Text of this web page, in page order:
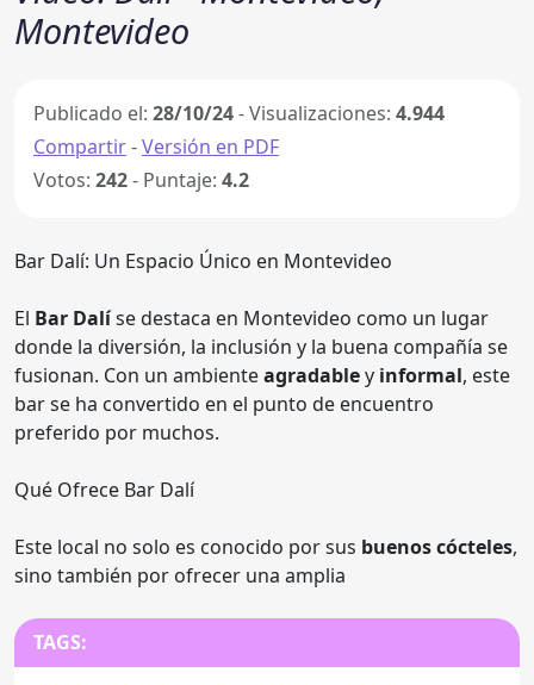
Montevideo
Publicado el: 28/10/24- Visualizaciones: 4.944
Compartir-Versión en PDF
Votos: 242- Puntaje: 4.2
Bar Dalí: Un Espacio Único en Montevideo
El Bar Dalíse destaca en Montevideo como un lugar
donde la diversión, la inclusión y la buena compañía se
fusionan. Con un ambienteagradabley informal, este
bar se ha convertido en el punto de encuentro
preferido por muchos.
Qué Ofrece Bar Dalí
Este local no solo es conocido por sus buenos cócteles,
sino también por ofrecer una amplia
TAGS: